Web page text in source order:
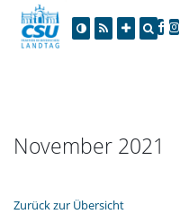
November 2021
Zurück zur Übersicht